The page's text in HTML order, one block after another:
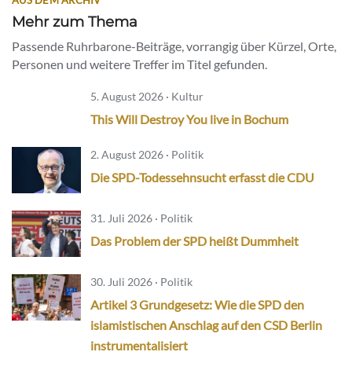
Mehr zum Thema
Passende Ruhrbarone-Beiträge, vorrangig über Kürzel, Orte,
Personen und weitere Treffer im Titel gefunden.
5. August 2026 · Kultur
This Will Destroy You live in Bochum
2. August 2026 · Politik
Die SPD-Todessehnsucht erfasst die CDU
31. Juli 2026 · Politik
Das Problem der SPD heißt Dummheit
30. Juli 2026 · Politik
Artikel 3 Grundgesetz: Wie die SPD den
islamistischen Anschlag auf den CSD Berlin
instrumentalisiert